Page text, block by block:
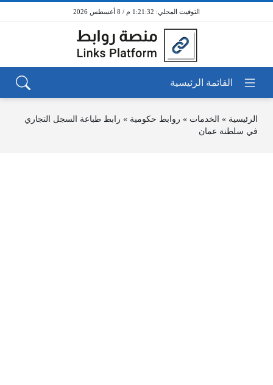
1:21:32 م / 8 أغسطس 2026
الرئيسية » الخدمات » روابط حكومية » رابط طباعة السجل التجاري
في سلطنة عمان